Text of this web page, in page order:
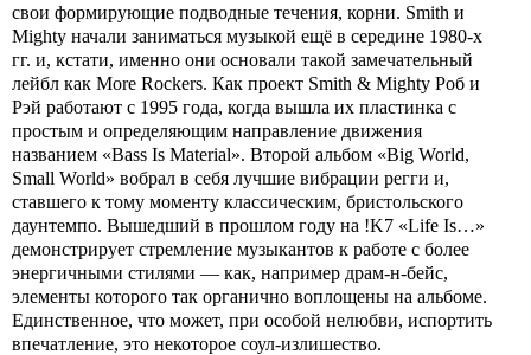
свои формирующие подводные течения, корни. Smith и
Mighty начали заниматься музыкой ещё в середине 1980-х
гг. и, кстати, именно они основали такой замечательный
лейбл как More Rockers. Как проект Smith & Mighty Роб и
Рэй работают с 1995 года, когда вышла их пластинка с
простым и определяющим направление движения
названием «Bass Is Material». Второй альбом «Big World,
Small World» вобрал в себя лучшие вибрации регги и,
ставшего к тому моменту классическим, бристольского
даунтемпо. Вышедший в прошлом году на !K7 «Life Is…»
демонстрирует стремление музыкантов к работе с более
энергичными стилями — как, например драм-н-бейс,
элементы которого так органично воплощены на альбоме.
Единственное, что может, при особой нелюбви, испортить
впечатление, это некоторое соул-излишество.